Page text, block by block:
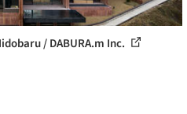
/ DABURA.m Inc.